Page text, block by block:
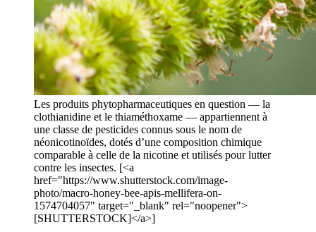
Les produits phytopharmaceutiques en question — la
clothianidine et le thiaméthoxame — appartiennent à
une classe de pesticides connus sous le nom de
néonicotinoïdes, dotés d’une composition chimique
comparable à celle de la nicotine et utilisés pour lutter
contre les insectes. [<a
href="https://www.shutterstock.com/image-
photo/macro-honey-bee-apis-mellifera-on-
1574704057" target="_blank" rel="noopener">
[SHUTTERSTOCK]</a>]